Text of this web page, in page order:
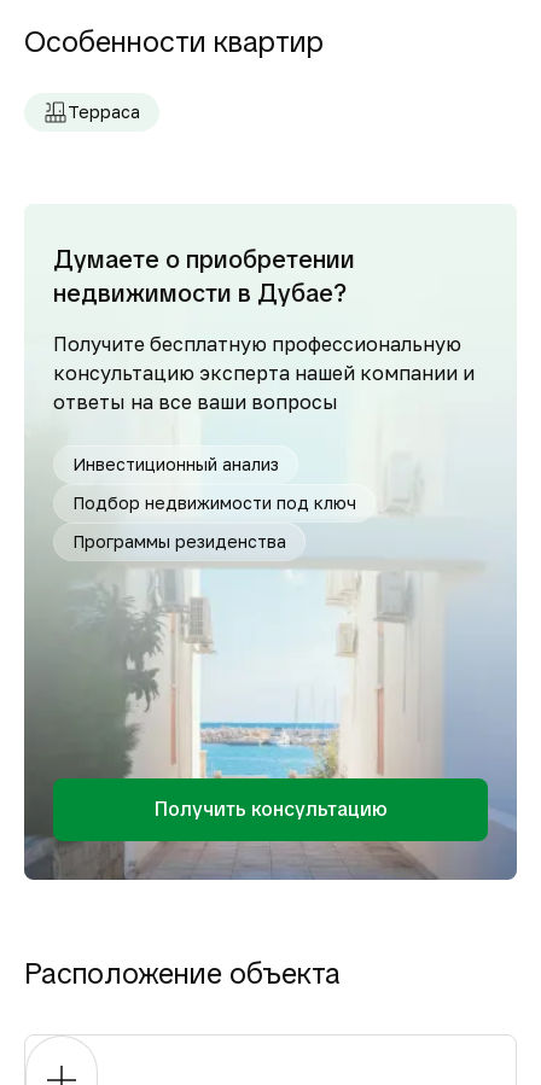
Особенности квартир
Терраса
Думаете о приобретении
недвижимости в Дубае?
Получите бесплатную профессиональную
консультацию эксперта нашей компании и
ответы на все ваши вопросы
Инвестиционный анализ
Подбор недвижимости под ключ
Программы резиденства
Получить консультацию
Расположение объекта